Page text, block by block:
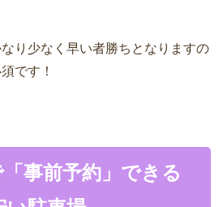
り少なく早い者勝ちとなりますの
です！
事前予約」できる